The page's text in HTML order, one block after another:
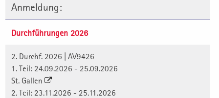
Anmeldung:
Durchführungen 2026
2. Durchf. 2026 | AV9426
1. Teil: 24.09.2026 - 25.09.2026
St. Gallen
2. Teil: 23.11.2026 - 25.11.2026